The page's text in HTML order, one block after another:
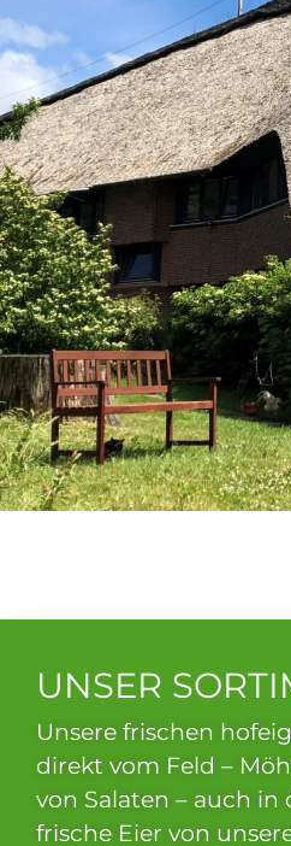
UNSER
Unsere frischen
direkt vom Feld –
von Salaten – auch in
frische Eier von